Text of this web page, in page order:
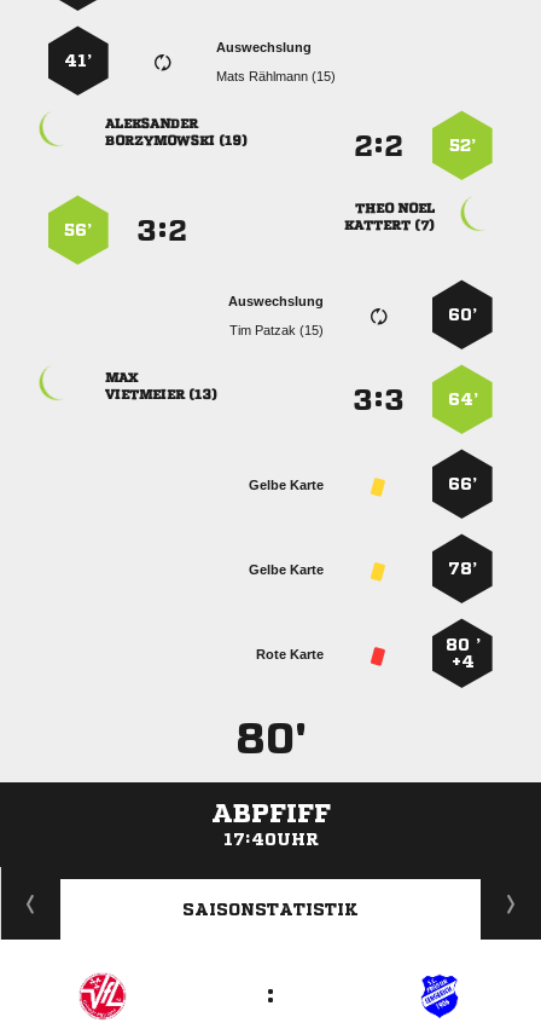
Auswechslung
  
41’
52’
:

 
 
 
:
56’
60’
Auswechslung
  
64’
:

 
66’
Gelbe Karte
78’
Gelbe Karte
80 ’
+4
Rote Karte
80'
ABPFIFF
17:40UHR
ANZEIGE
SAISONSTATISTIK
: